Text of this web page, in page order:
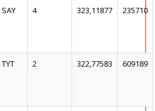
SAY 4 323,11877 235710
TYT 2 322,77583 609189